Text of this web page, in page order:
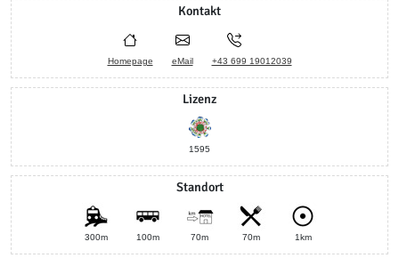
Kontakt
Homepage eMail +43 699 19012039
Lizenz
1595
Standort
300m 100m 70m 70m 1km